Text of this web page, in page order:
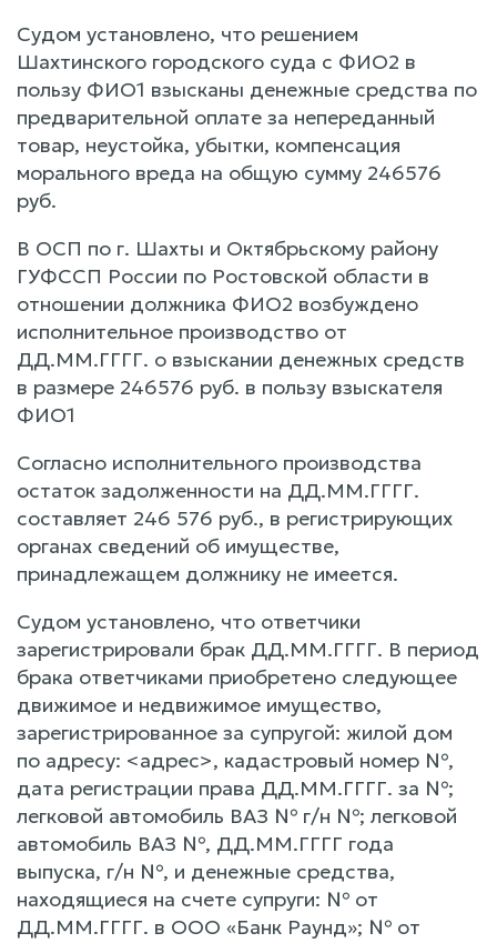
Судом установлено, что решением
Шахтинского городского суда с ФИО2 в
пользу ФИО1 взысканы денежные средства по
предварительной оплате за непереданный
товар, неустойка, убытки, компенсация
морального вреда на общую сумму 246576
руб.
В ОСП по г. Шахты и Октябрьскому району
ГУФССП России по Ростовской области в
отношении должника ФИО2 возбуждено
исполнительное производство от
ДД.ММ.ГГГГ. о взыскании денежных средств
в размере 246576 руб. в пользу взыскателя
ФИО1
Согласно исполнительного производства
остаток задолженности на ДД.ММ.ГГГГ.
составляет 246 576 руб., в регистрирующих
органах сведений об имуществе,
принадлежащем должнику не имеется.
Судом установлено, что ответчики
зарегистрировали брак ДД.ММ.ГГГГ. В период
брака ответчиками приобретено следующее
движимое и недвижимое имущество,
зарегистрированное за супругой: жилой дом
по адресу: <адрес>, кадастровый номер №,
дата регистрации права ДД.ММ.ГГГГ. за №;
легковой автомобиль ВАЗ № г/н №; легковой
автомобиль ВАЗ №, ДД.ММ.ГГГГ года
выпуска, г/н №, и денежные средства,
находящиеся на счете супруги: № от
ДД.ММ.ГГГГ. в ООО «Банк Раунд»; № от